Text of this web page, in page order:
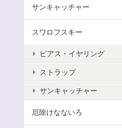
サンキャッチャー
スワロフスキー
ピアス・イヤリング
ストラップ
サンキャッチャー
厄除けなないろ